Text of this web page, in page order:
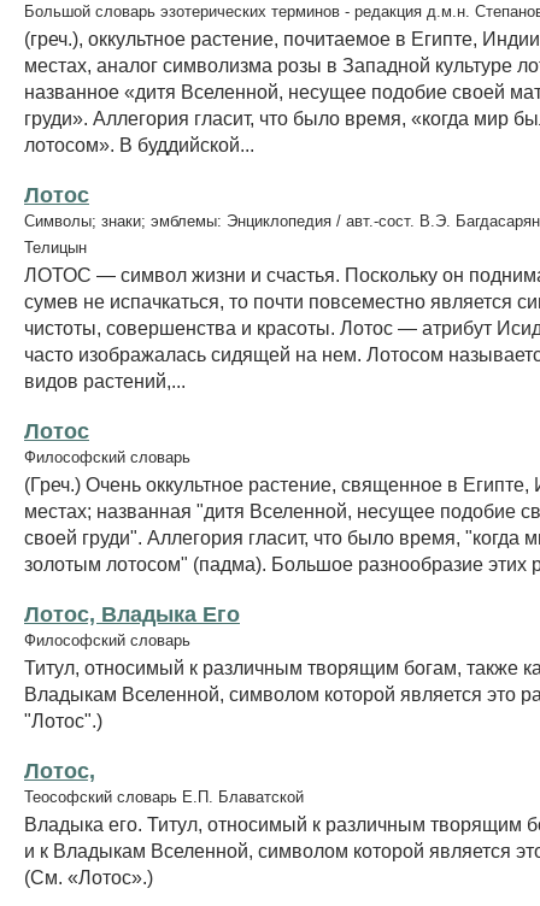
Большой словарь эзотерических терминов - редакция д.м.н.
(греч.), оккультное растение, почитаемое в Египте,
местах, аналог символизма розы в Западной культуре
названное «дитя Вселенной, несущее подобие своей
груди». Аллегория гласит, что было время, «когда мир
лотосом». В буддийской...
Лотос
Символы; знаки; эмблемы: Энциклопедия / авт.-сост. В.Э.
Телицын
ЛОТОС — символ жизни и счастья. Поскольку он
сумев не испачкаться, то почти повсеместно является
чистоты, совершенства и красоты. Лотос — атрибут
часто изображалась сидящей на нем. Лотосом
видов растений,...
Лотос
Философский словарь
(Греч.) Очень оккультное растение, священное в Египте,
местах; названная "дитя Вселенной, несущее подобие
своей груди". Аллегория гласит, что было время, "когда
золотым лотосом" (падма). Большое разнообразие этих
Лотос, Владыка Его
Философский словарь
Титул, относимый к различным творящим богам, также
Владыкам Вселенной, символом которой является это
"Лотос".)
Лотос,
Теософский словарь Е.П. Блаватской
Владыка его. Титул, относимый к различным творящим
и к Владыкам Вселенной, символом которой является
(См. «Лотос».)